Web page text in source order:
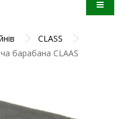
CLASS
барабана CLAAS